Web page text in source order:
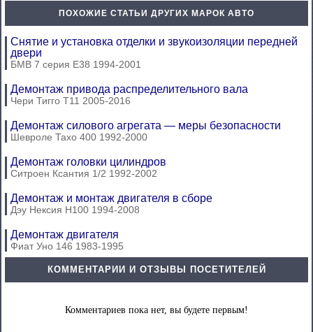
ПОХОЖИЕ СТАТЬИ ДРУГИХ МАРОК АВТО
Снятие и установка отделки и звукоизоляции передней
двери
БМВ 7 серия Е38 1994-2001
Демонтаж привода распределительного вала
Чери Тигго Т11 2005-2016
Демонтаж силового агрегата — меры безопасности
Шевроле Тахо 400 1992-2000
Демонтаж головки цилиндров
Ситроен Ксантия 1/2 1992-2002
Демонтаж и монтаж двигателя в сборе
Дэу Нексия Н100 1994-2008
Демонтаж двигателя
Фиат Уно 146 1983-1995
КОММЕНТАРИИ И ОТЗЫВЫ ПОСЕТИТЕЛЕЙ
Комментариев пока нет, вы будете первым!